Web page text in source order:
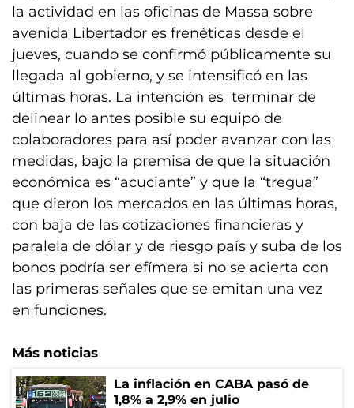
la actividad en las oficinas de Massa sobre
avenida Libertador es frenéticas desde el
jueves, cuando se confirmó públicamente su
llegada al gobierno, y se intensificó en las
últimas horas. La intención es terminar de
delinear lo antes posible su equipo de
colaboradores para así poder avanzar con las
medidas, bajo la premisa de que la situación
económica es “acuciante” y que la “tregua”
que dieron los mercados en las últimas horas,
con baja de las cotizaciones financieras y
paralela de dólar y de riesgo país y suba de los
bonos podría ser efímera si no se acierta con
las primeras señales que se emitan una vez
en funciones.
Más noticias
La inflación en CABA pasó de
1,8% a 2,9% en julio